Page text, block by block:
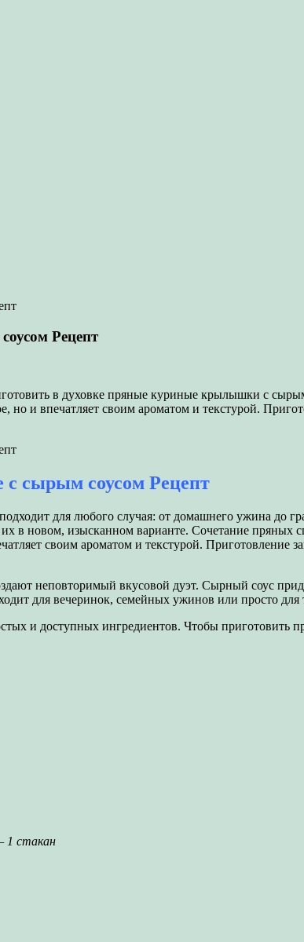
Рецепт
в духовке пряные куриные крылышки с
но и впечатляет своим ароматом и текстурой.
сырым соусом Рецепт
для любого случая: от домашнего ужина
в новом, изысканном варианте. Сочетание
своим ароматом и текстурой. Приготовление
неповторимый вкусовой дуэт. Сырный соус
для вечеринок, семейных ужинов или просто
и доступных ингредиентов. Чтобы
1 стакан